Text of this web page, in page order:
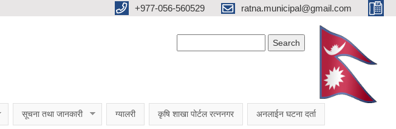
+977-056-560529 ratna.municipal@gmail.com
सूचना तथा जानकारी ग्यालरी कृषि शाखा पोर्टल रत्ननगर अनलाईन घटना दर्ता